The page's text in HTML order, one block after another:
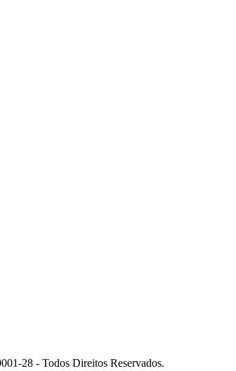
28 - Todos Direitos Reservados.